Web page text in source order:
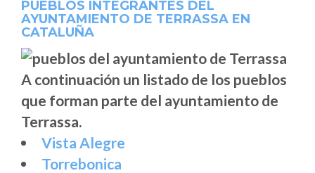
PUEBLOS INTEGRANTES DEL
AYUNTAMIENTO DE TERRASSA EN
CATALUÑA
A continuación un listado de los pueblos
que forman parte del ayuntamiento de
Terrassa.
Vista Alegre
Torrebonica